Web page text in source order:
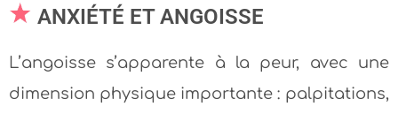
ANXIÉTÉ ET ANGOISSE
L’angoisse s’apparente à la peur, avec une
dimension physique importante : palpitations,